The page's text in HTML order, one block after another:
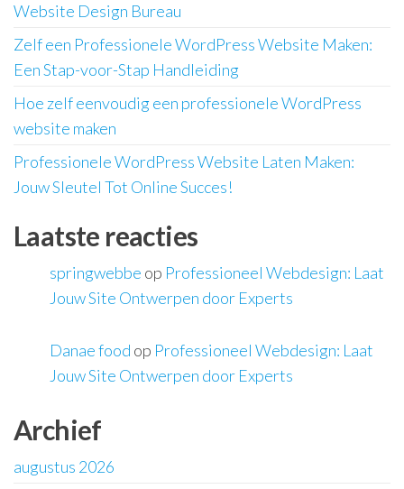
Website Design Bureau
Zelf een Professionele WordPress Website Maken:
Een Stap-voor-Stap Handleiding
Hoe zelf eenvoudig een professionele WordPress
website maken
Professionele WordPress Website Laten Maken:
Jouw Sleutel Tot Online Succes!
Laatste reacties
springwebbe op Professioneel Webdesign: Laat
Jouw Site Ontwerpen door Experts
Danae food op Professioneel Webdesign: Laat
Jouw Site Ontwerpen door Experts
Archief
augustus 2026